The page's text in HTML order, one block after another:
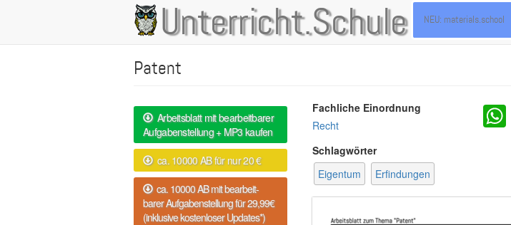
Unterricht.Schule
Main
navigation
NEU: materials.school
Patent
Arbeitsblatt mit bearbeitbarer
Aufgabenstellung + MP3 kaufen
ca. 10000 AB für nur 20 €
ca. 10000 AB mit bearbeit-
barer Aufgabenstellung für 29,99€
(inklusive kostenloser Updates*)
Fachliche Einordnung
Recht
Schlagwörter
Eigentum
Erfindungen